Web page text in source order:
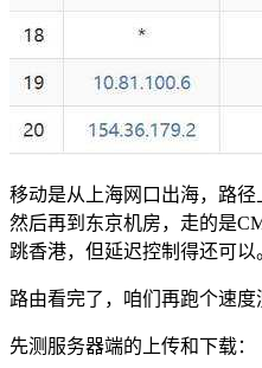
移动是从上海网口出海，路径
然后再到东京机房，走的是
跳香港，但延迟控制得还可以
路由看完了，咱们再跑个速度
先测服务器端的上传和下载：